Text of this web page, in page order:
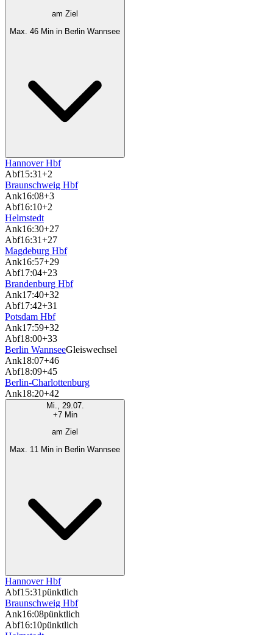
am Ziel
Max. 46 Min in Berlin Wannsee
Hannover Hbf
Abf15:31+2
Braunschweig Hbf
Ank16:08+3
Abf16:10+2
Helmstedt
Ank16:30+27
Abf16:31+27
Magdeburg Hbf
Ank16:57+29
Abf17:04+23
Brandenburg Hbf
Ank17:40+32
Abf17:42+31
Potsdam Hbf
Ank17:59+32
Abf18:00+33
Berlin WannseeGleiswechsel
Ank18:07+46
Abf18:09+45
Berlin-Charlottenburg
Ank18:20+42
Mi., 29.07.
+7 Min
am Ziel
Max. 11 Min in Berlin Wannsee
Hannover Hbf
Abf15:31pünktlich
Braunschweig Hbf
Ank16:08pünktlich
Abf16:10pünktlich